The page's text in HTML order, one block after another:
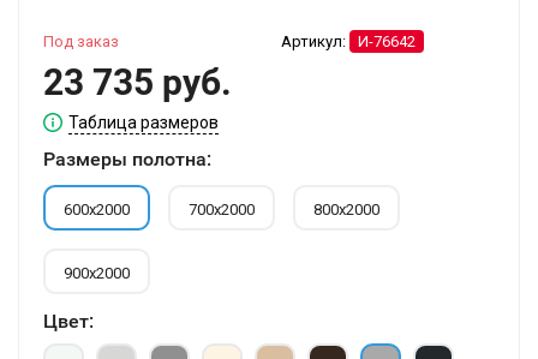
Артикул: И-76642
Под заказ
23 735 руб.
Таблица размеров
Размеры полотна:
600х2000 700х2000 800х2000
900х2000
Цвет: